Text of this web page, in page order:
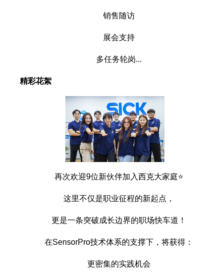
销售随访
展会支持
多任务轮岗...
精彩花絮
再次欢迎9位新伙伴加入西克大家庭⭐
这里不仅是职业征程的新起点，
更是一条突破成长边界的职场快车道！
在SensorPro技术体系的支撑下，将获得：
更密集的实践机会